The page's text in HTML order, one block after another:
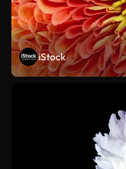
iStock